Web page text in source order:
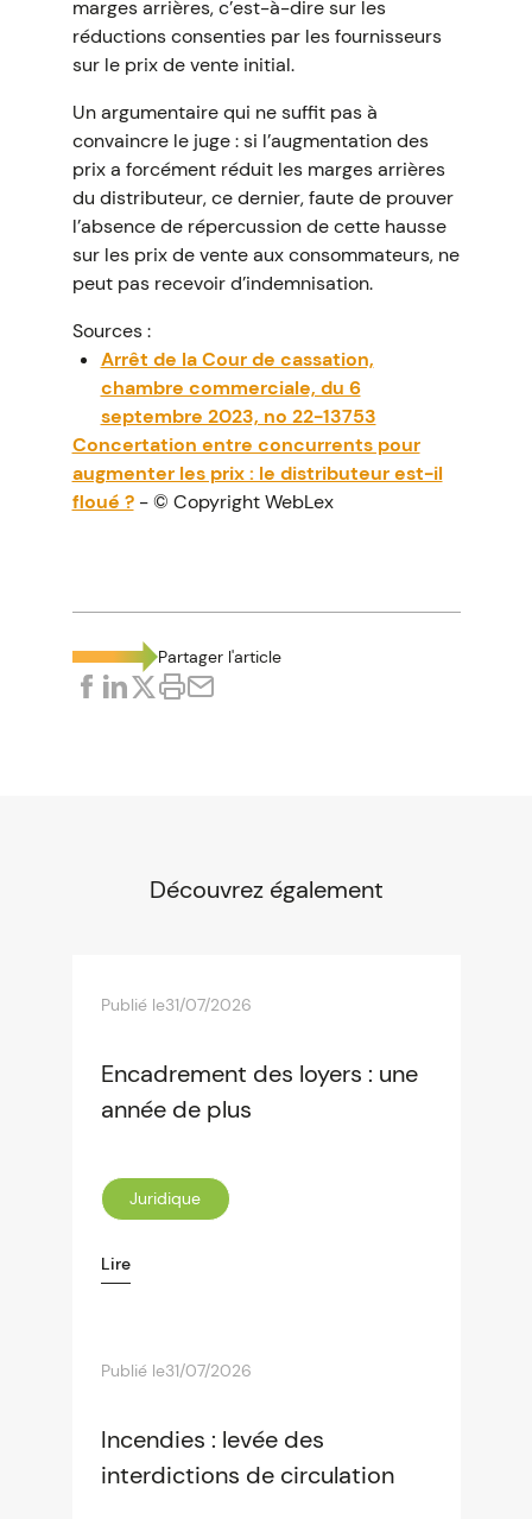
marges arrières, c’est-à-dire sur les
réductions consenties par les fournisseurs
sur le prix de vente initial.
Un argumentaire qui ne suffit pas à
convaincre le juge : si l’augmentation des
prix a forcément réduit les marges arrières
du distributeur, ce dernier, faute de prouver
l’absence de répercussion de cette hausse
sur les prix de vente aux consommateurs, ne
peut pas recevoir d’indemnisation.
Sources :
Arrêt de la Cour de cassation,
chambre commerciale, du 6
septembre 2023, no 22-13753
Concertation entre concurrents pour
augmenter les prix : le distributeur est-il
floué ?- © Copyright WebLex
Partager l'article
Découvrez également
Publié le31/07/2026
Encadrement des loyers : une
année de plus
Juridique
Lire
Publié le31/07/2026
Incendies : levée des
interdictions de circulation